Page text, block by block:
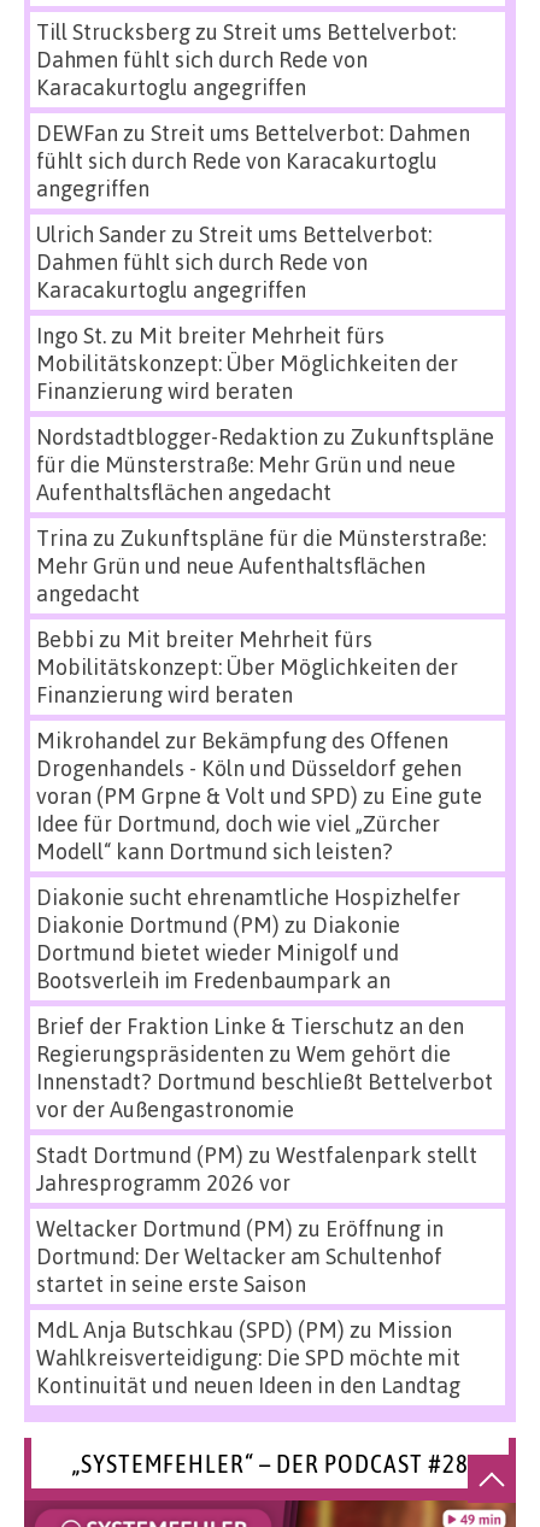
Till Strucksbergzu Streit ums Bettelverbot:
Dahmen fühlt sich durch Rede von
Karacakurtoglu angegriffen
DEWFan zu Streit ums Bettelverbot: Dahmen
fühlt sich durch Rede von Karacakurtoglu
angegriffen
Ulrich Sanderzu Streit ums Bettelverbot:
Dahmen fühlt sich durch Rede von
Karacakurtoglu angegriffen
Ingo St.zu Mit breiter Mehrheit fürs
Mobilitätskonzept: Über Möglichkeiten der
Finanzierung wird beraten
Nordstadtblogger-Redaktion zu Zukunftspläne
für die Münsterstraße: Mehr Grün und neue
Aufenthaltsflächen angedacht
Trina zu Zukunftspläne für die Münsterstraße:
Mehr Grün und neue Aufenthaltsflächen
angedacht
Bebbi zu Mit breiter Mehrheit fürs
Mobilitätskonzept: Über Möglichkeiten der
Finanzierung wird beraten
Mikrohandel zur Bekämpfung des Offenen
Drogenhandels - Köln und Düsseldorf gehen
voran (PM Grpne & Volt und SPD) zu Eine gute
Idee für Dortmund, doch wie viel „Zürcher
Modell“ kann Dortmund sich leisten?
Diakonie sucht ehrenamtliche Hospizhelfer
Diakonie Dortmund (PM) zu Diakonie
Dortmund bietet wieder Minigolf und
Bootsverleih im Fredenbaumpark an
Brief der Fraktion Linke & Tierschutz an den
Regierungspräsidenten zu Wem gehört die
Innenstadt? Dortmund beschließt Bettelverbot
vor der Außengastronomie
Stadt Dortmund (PM) zu Westfalenpark stellt
Jahresprogramm 2026 vor
Weltacker Dortmund (PM) zu Eröffnung in
Dortmund: Der Weltacker am Schultenhof
startet in seine erste Saison
MdL Anja Butschkau (SPD) (PM) zu Mission
Wahlkreisverteidigung: Die SPD möchte mit
Kontinuität und neuen Ideen in den Landtag
„SYSTEMFEHLER“ – DER PODCAST #28